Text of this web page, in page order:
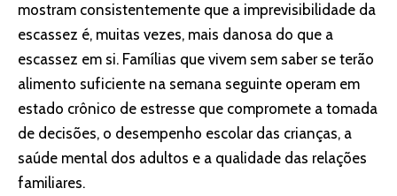
mostram consistentemente que a imprevisibilidade da
escassez é, muitas vezes, mais danosa do que a
escassez em si. Famílias que vivem sem saber se terão
alimento suficiente na semana seguinte operam em
estado crônico de estresse que compromete a tomada
de decisões, o desempenho escolar das crianças, a
saúde mental dos adultos e a qualidade das relações
familiares.